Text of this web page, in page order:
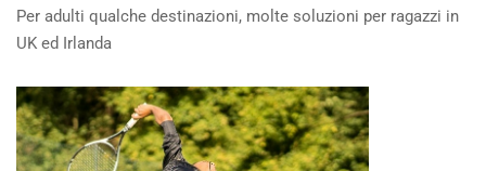
Per adulti qualche destinazioni, molte soluzioni per ragazzi in
UK ed Irlanda